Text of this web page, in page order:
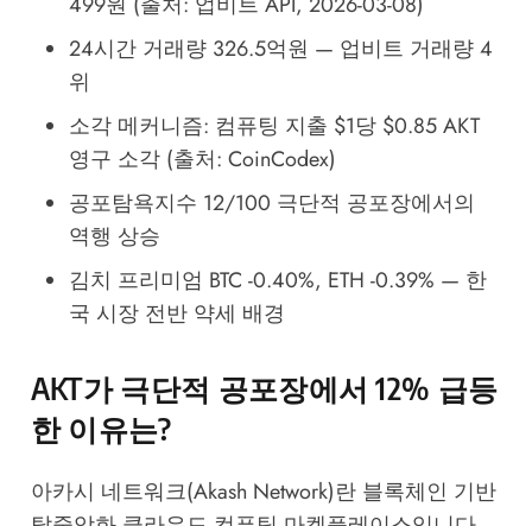
24시간 거래량 326.5억원 — 업비트 거래량 4
위
소각 메커니즘: 컴퓨팅 지출 $1당 $0.85 AKT
영구 소각 (출처: CoinCodex)
공포탐욕지수 12/100 극단적 공포장에서의
역행 상승
김치 프리미엄 BTC -0.40%, ETH -0.39% — 한
국 시장 전반 약세 배경
AKT가 극단적 공포장에서 12% 급등
한 이유는?
아카시 네트워크(Akash Network)란 블록체인 기반